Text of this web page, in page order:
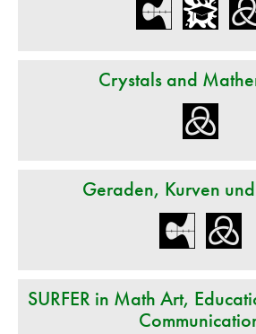
Crystals and
Geraden, Kurven
SURFER in Math Art,